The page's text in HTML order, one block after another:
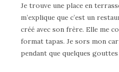
Je trouve une place en
m’explique que c’est un
créé avec son frère. Elle me
format tapas. Je sors mon
pendant que quelques